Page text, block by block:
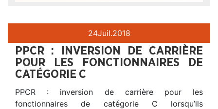
24Juil.2018
PPCR : INVERSION DE CARRIÈRE
POUR LES FONCTIONNAIRES DE
CATÉGORIE C
PPCR : inversion de carrière pour les
fonctionnaires de catégorie C lorsqu’ils